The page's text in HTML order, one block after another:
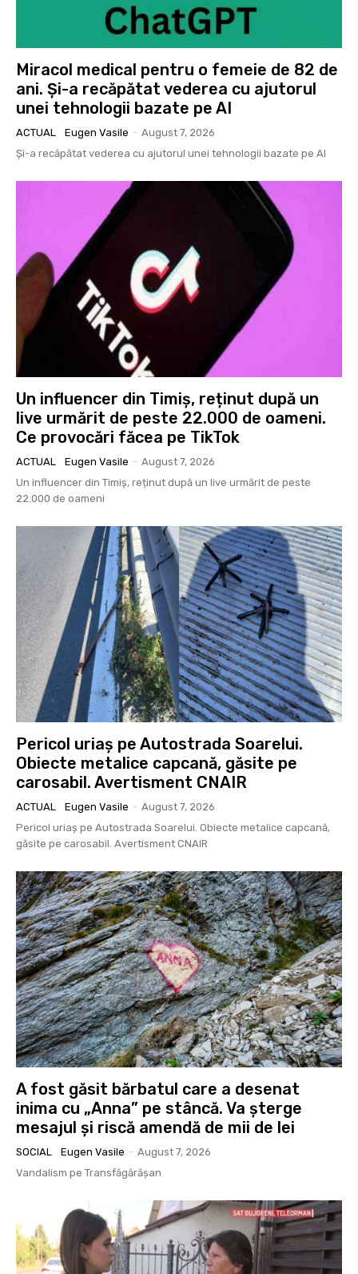
Miracol medical pentru o femeie de 82 de
ani. Și-a recăpătat vederea cu ajutorul
unei tehnologii bazate pe AI
ACTUAL Eugen Vasile - August 7, 2026
Și-a recăpătat vederea cu ajutorul unei tehnologii bazate pe AI
Un influencer din Timiș, reținut după un
live urmărit de peste 22.000 de oameni.
Ce provocări făcea pe TikTok
ACTUAL Eugen Vasile - August 7, 2026
Un influencer din Timiș, reținut după un live urmărit de peste
22.000 de oameni
Pericol uriaș pe Autostrada Soarelui.
Obiecte metalice capcană, găsite pe
carosabil. Avertisment CNAIR
ACTUAL Eugen Vasile - August 7, 2026
Pericol uriaș pe Autostrada Soarelui. Obiecte metalice capcană,
găsite pe carosabil. Avertisment CNAIR
A fost găsit bărbatul care a desenat
inima cu „Anna” pe stâncă. Va șterge
mesajul și riscă amendă de mii de lei
SOCIAL Eugen Vasile - August 7, 2026
Vandalism pe Transfăgărășan